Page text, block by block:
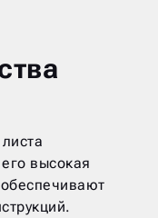
высокая